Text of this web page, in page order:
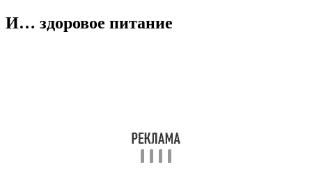
И… здоровое питание